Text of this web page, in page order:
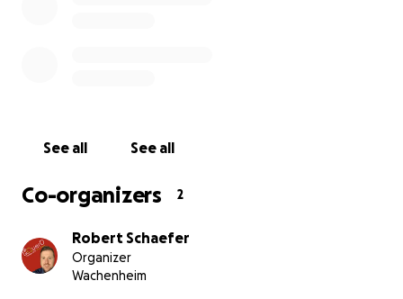
See all See all
Co-organizers 2
Robert Schaefer
Organizer
Wachenheim